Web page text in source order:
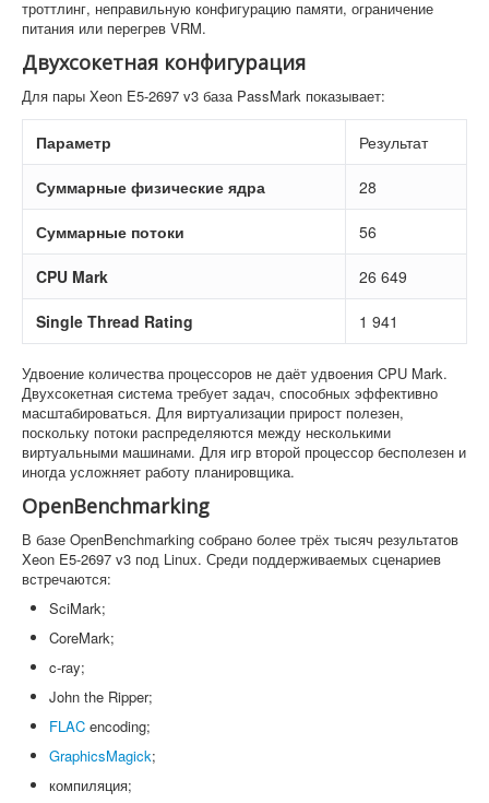
троттлинг, неправильную конфигурацию памяти, ограничение
питания или перегрев VRM.
Двухсокетная конфигурация
Для пары Xeon E5-2697 v3 база PassMark показывает:
Параметр Результат
Суммарные физические ядра 28
Суммарные потоки 56
CPU Mark 26 649
Single Thread Rating 1 941
Удвоение количества процессоров не даёт удвоения CPU Mark.
Двухсокетная система требует задач, способных эффективно
масштабироваться. Для виртуализации прирост полезен,
поскольку потоки распределяются между несколькими
виртуальными машинами. Для игр второй процессор бесполезен и
иногда усложняет работу планировщика.
OpenBenchmarking
В базе OpenBenchmarking собрано более трёх тысяч результатов
Xeon E5-2697 v3 под Linux. Среди поддерживаемых сценариев
встречаются:
SciMark;
CoreMark;
c-ray;
John the Ripper;
FLAC encoding;
GraphicsMagick;
компиляция;